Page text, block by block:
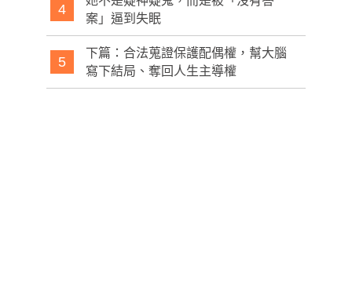
4
案」逼到失眠
5
下篇：合法蒐證保護配偶權，幫大腦
寫下結局、奪回人生主導權